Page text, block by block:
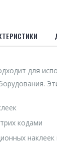
для
кодами